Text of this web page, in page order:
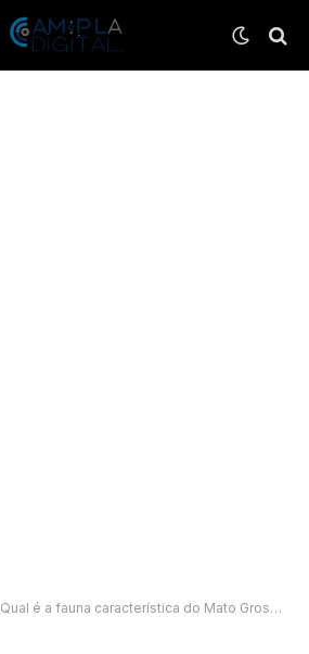
Qual é a fauna característica do Mato Grosso?